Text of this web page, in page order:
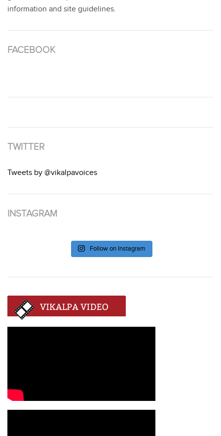
information and site guidelines.
FACEBOOK
TWITTER
Tweets by @vikalpavoices
INSTAGRAM
Follow on Instagram